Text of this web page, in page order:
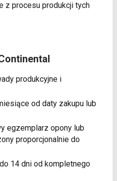
z procesu produkcji tych
produkcyjne i
od daty zakupu lub
egzemplarz opony lub
proporcjonalnie do
14 dni od kompletnego